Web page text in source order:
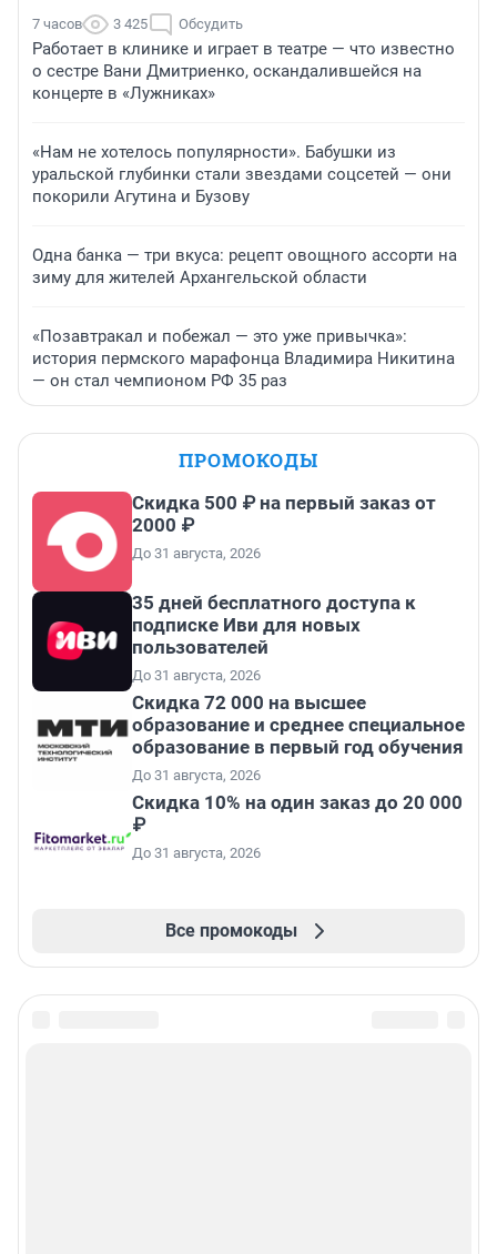
7 часов 3 425 Обсудить
Работает в клинике и играет в театре — что известно
о сестре Вани Дмитриенко, оскандалившейся на
концерте в «Лужниках»
«Нам не хотелось популярности». Бабушки из
уральской глубинки стали звездами соцсетей — они
покорили Агутина и Бузову
Одна банка — три вкуса: рецепт овощного ассорти на
зиму для жителей Архангельской области
«Позавтракал и побежал — это уже привычка»:
история пермского марафонца Владимира Никитина
— он стал чемпионом РФ 35 раз
ПРОМОКОДЫ
Скидка 500 ₽ на первый заказ от
2000 ₽
До 31 августа, 2026
35 дней бесплатного доступа к
подписке Иви для новых
пользователей
До 31 августа, 2026
Скидка 72 000 на высшее
образование и среднее специальное
образование в первый год обучения
До 31 августа, 2026
Скидка 10% на один заказ до 20 000
₽
До 31 августа, 2026
Все промокоды